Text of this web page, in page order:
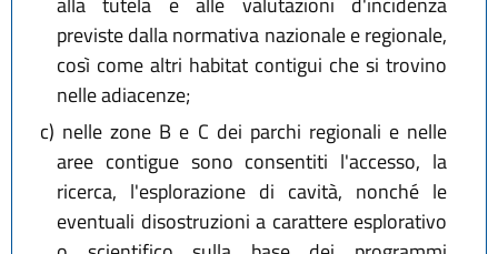
previste dalla normativa nazionale e regionale,
così come altri habitat contigui che si trovino
nelle adiacenze;
c) nelle zone B e C dei parchi regionali e nelle
aree contigue sono consentiti l'accesso, la
ricerca, l'esplorazione di cavità, nonché le
eventuali disostruzioni a carattere esplorativo